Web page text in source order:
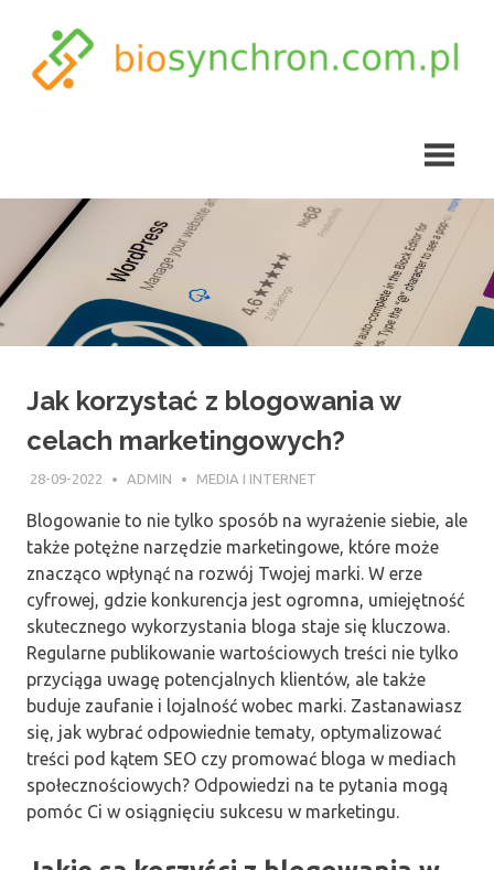
content
Jak korzystać z blogowania w
celach marketingowych?
28-09-2022 ADMIN MEDIA I INTERNET
Blogowanie to nie tylko sposób na wyrażenie siebie, ale
także potężne narzędzie marketingowe, które może
znacząco wpłynąć na rozwój Twojej marki. W erze
cyfrowej, gdzie konkurencja jest ogromna, umiejętność
skutecznego wykorzystania bloga staje się kluczowa.
Regularne publikowanie wartościowych treści nie tylko
przyciąga uwagę potencjalnych klientów, ale także
buduje zaufanie i lojalność wobec marki. Zastanawiasz
się, jak wybrać odpowiednie tematy, optymalizować
treści pod kątem SEO czy promować bloga w mediach
społecznościowych? Odpowiedzi na te pytania mogą
pomóc Ci w osiągnięciu sukcesu w marketingu.